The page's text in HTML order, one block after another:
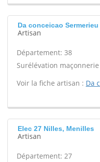
Da conceicao Sermerieu
Artisan
Département: 38
Surélévation maçonnerie
Voir la fiche artisan : Da
Elec 27 Nilles, Menilles
Artisan
Département: 27